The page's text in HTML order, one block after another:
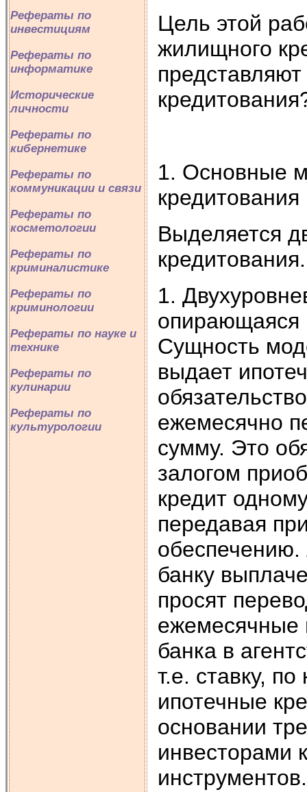
Рефераты по
инвестициям
Рефераты по
информатике
Исторические
личности
Рефераты по
кибернетике
Рефераты по
коммуникации и связи
Рефераты по
косметологии
Рефераты по
криминалистике
Рефераты по
криминологии
Рефераты по науке и
технике
Рефераты по
кулинарии
Рефераты по
культурологии
Цель этой
жилищного
1. Основные
кредитования
Выделяется
кредитования.
1.
опирающаяся
Сущность
выдает
ежемесячно
сумму. Это
залогом
кредит
передавая
банку
просят
ежемесячные
банка в
т.е. ставку, по
ипотечные
основании
инвесторами